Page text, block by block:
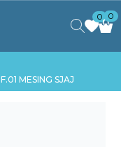
0 0
MESING SJAJ